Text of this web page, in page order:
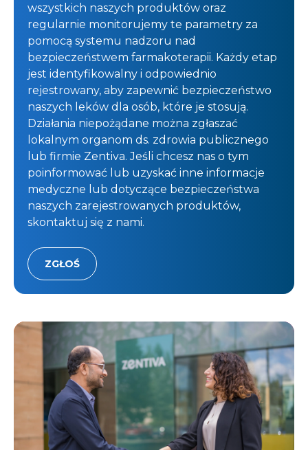
wszystkich naszych produktów oraz
regularnie monitorujemy te parametry za
pomocą systemu nadzoru nad
bezpieczeństwem farmakoterapii. Każdy etap
jest identyfikowalny i odpowiednio
rejestrowany, aby zapewnić bezpieczeństwo
naszych leków dla osób, które je stosują.
Działania niepożądane można zgłaszać
lokalnym organom ds. zdrowia publicznego
lub firmie Zentiva. Jeśli chcesz nas o tym
poinformować lub uzyskać inne informacje
medyczne lub dotyczące bezpieczeństwa
naszych zarejestrowanych produktów,
skontaktuj się z nami.
ZGŁOŚ